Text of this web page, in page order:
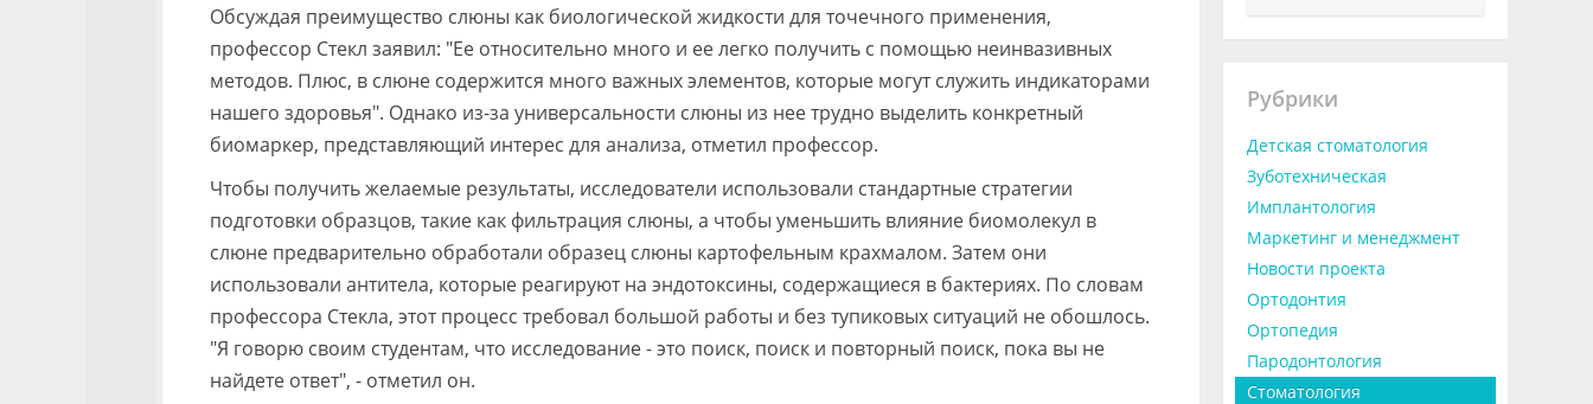
Обсуждая преимущество слюны как биологической жидкости для точечного применения,
профессор Стекл заявил: "Ее относительно много и ее легко получить с помощью неинвазивных
методов. Плюс, в слюне содержится много важных элементов, которые могут служить индикаторами
нашего здоровья". Однако из-за универсальности слюны из нее трудно выделить конкретный
биомаркер, представляющий интерес для анализа, отметил профессор.
Чтобы получить желаемые результаты, исследователи использовали стандартные стратегии
подготовки образцов, такие как фильтрация слюны, а чтобы уменьшить влияние биомолекул в
слюне предварительно обработали образец слюны картофельным крахмалом. Затем они
использовали антитела, которые реагируют на эндотоксины, содержащиеся в бактериях. По словам
профессора Стекла, этот процесс требовал большой работы и без тупиковых ситуаций не обошлось.
"Я говорю своим студентам, что исследование - это поиск, поиск и повторный поиск, пока вы не
найдете ответ", - отметил он.
Рубрики
Детская стоматология
Зуботехническая
Имплантология
Маркетинг и менеджмент
Новости проекта
Ортодонтия
Ортопедия
Пародонтология
Стоматология